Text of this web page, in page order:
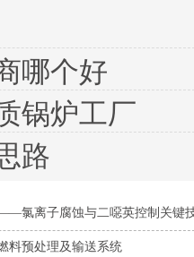
哪个好
锅炉工厂
路
氯离子腐蚀与二噁英控制关键
料预处理及输送系统